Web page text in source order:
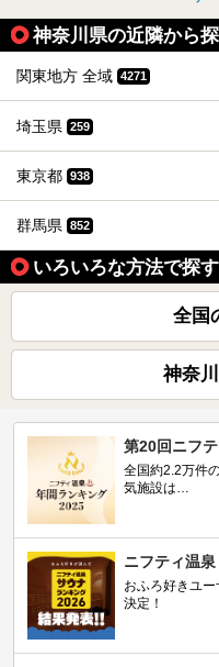
神奈川県の近隣から
関東地方 全域 4271
埼玉県 259
東京都 938
群馬県 852
いろいろな方法で探す
全国
神奈
第20回ニフ
全国約2.2万件
気施設は…
ニフティ温
おふろ好きユ
決定！